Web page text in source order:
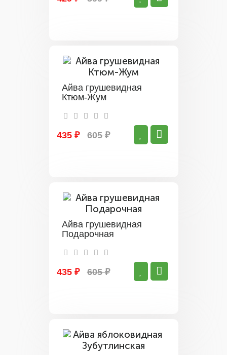
Айва грушевидная
Ктюм-Жум
435 ₽ 605 ₽
Айва грушевидная
Подарочная
435 ₽ 605 ₽